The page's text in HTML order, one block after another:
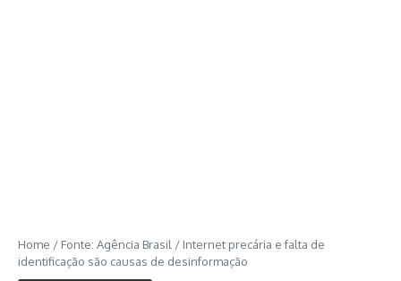
Home / Fonte: Agência Brasil / Internet precária e falta de
identificação são causas de desinformação